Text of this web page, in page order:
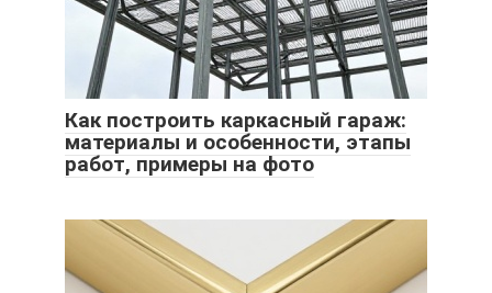
Как построить каркасный гараж:
материалы и особенности, этапы
работ, примеры на фото